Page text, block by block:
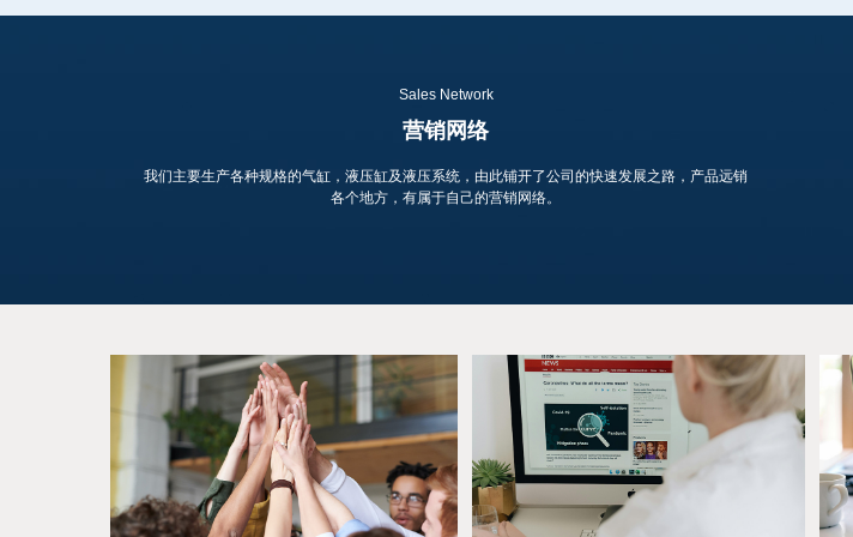
Sales Network
营销网络
我们主要生产各种规格的气缸，液压缸及液压系统，由此铺开了公司的快速发展之路，产品远销
各个地方，有属于自己的营销网络。